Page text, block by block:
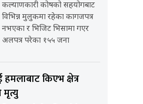
कल्याणकारी कोषको सहयोगबाट
विभिन्न मुलुकमा रहेका कागजपत्र
नभएका र भिजिट भिसामा गएर
अलपत्र परेका १५५ जना
किएभ क्षेत्र
मृत्यु